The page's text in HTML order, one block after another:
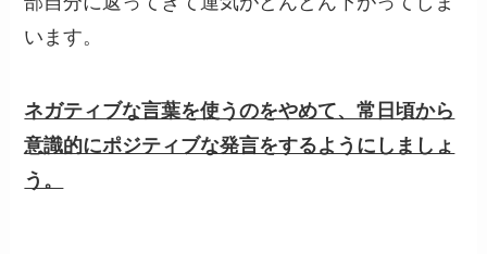
います。
ネガティブな言葉を使うのをやめて、常日頃から
意識的にポジティブな発言をするようにしましょ
う。